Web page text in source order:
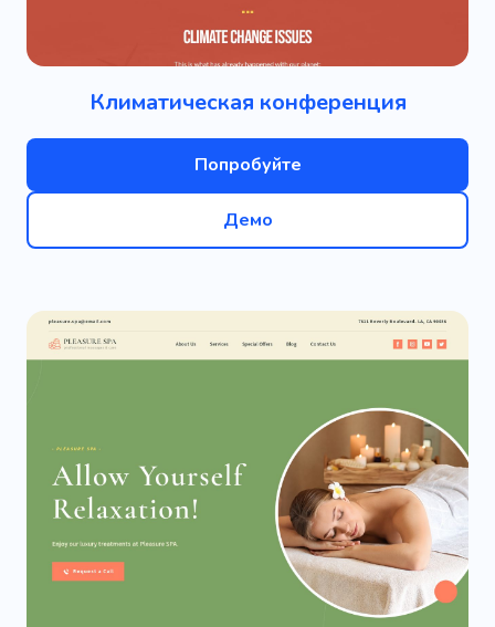
Климатическая конференция
Попробуйте
Демо